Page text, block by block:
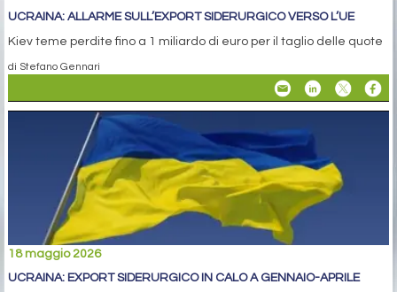
UCRAINA: ALLARME SULL’EXPORT SIDERURGICO VERSO L’UE
Kiev teme perdite fino a 1 miliardo di euro per il taglio delle quote
di Stefano Gennari
18 maggio 2026
UCRAINA: EXPORT SIDERURGICO IN CALO A GENNAIO-APRILE